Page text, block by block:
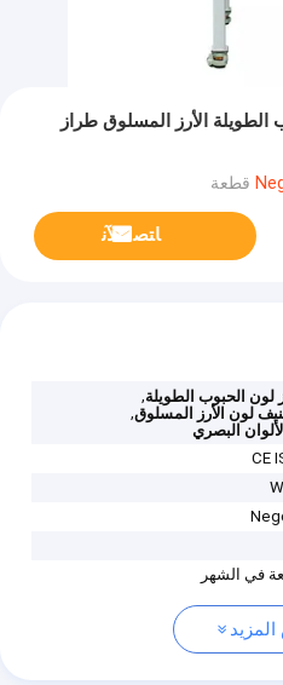
الطويلة الأرز المسلوق طراز
ﺎﺘﺼﻟ ﺍﻶﻧ
لون الحبوب الطويلة,
لون الأرز المسلوق,
البصري
CE